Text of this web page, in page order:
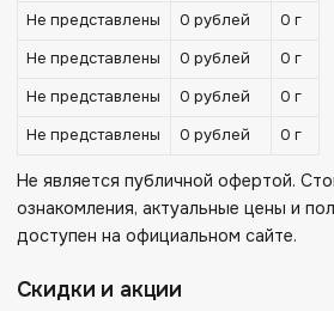
Не представлены
0 рублей
0 г
Не представлены
0 рублей
0 г
Не представлены
0 рублей
0 г
Не представлены
0 рублей 0 г
Не является публичной офертой.
ознакомления, актуальные цены и
доступен на официальном сайте.
Скидки и акции